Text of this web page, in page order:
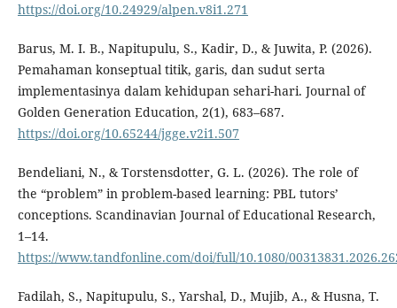
https://doi.org/10.24929/alpen.v8i1.271
Barus, M. I. B., Napitupulu, S., Kadir, D., & Juwita, P. (2026).
Pemahaman konseptual titik, garis, dan sudut serta
implementasinya dalam kehidupan sehari-hari. Journal of
Golden Generation Education, 2(1), 683–687.
https://doi.org/10.65244/jgge.v2i1.507
Bendeliani, N., & Torstensdotter, G. L. (2026). The role of
the “problem” in problem-based learning: PBL tutors’
conceptions. Scandinavian Journal of Educational Research,
1–14.
https://www.tandfonline.com/doi/full/10.1080/
Fadilah, S., Napitupulu, S., Yarshal, D., Mujib, A., & Husna, T.